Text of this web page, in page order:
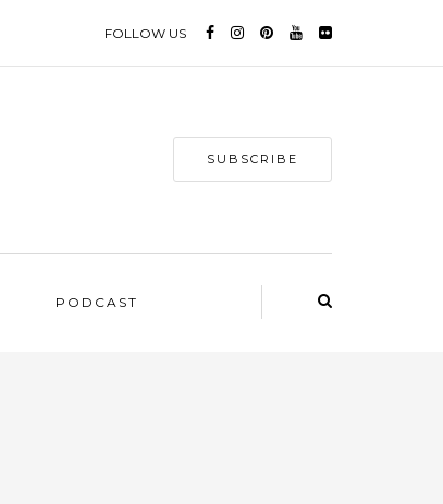
FOLLOW US
SUBSCRIBE
PODCAST